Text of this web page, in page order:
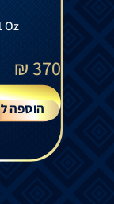
Oz
370
₪
הוספה